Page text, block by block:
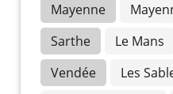
Mayenne
Sarthe
Le Mans
Vendée
Les